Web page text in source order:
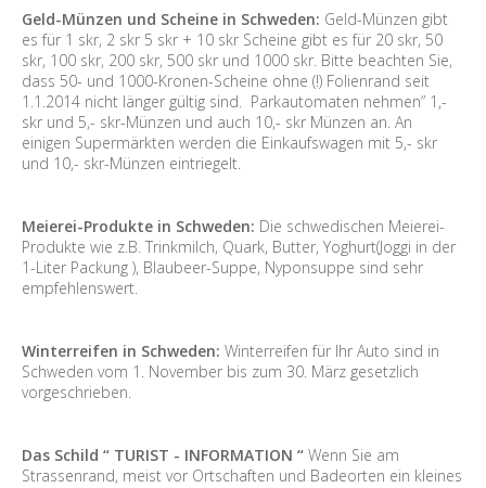
Geld-Münzen und Scheine in Schweden: Geld-Münzen gibt
es für 1 skr, 2 skr 5 skr + 10 skr Scheine gibt es für 20 skr, 50
skr, 100 skr, 200 skr, 500 skr und 1000 skr. Bitte beachten Sie,
dass 50- und 1000-Kronen-Scheine ohne (!) Folienrand seit
1.1.2014 nicht länger gültig sind. Parkautomaten nehmen” 1,-
skr und 5,- skr-Münzen und auch 10,- skr Münzen an. An
einigen Supermärkten werden die Einkaufswagen mit 5,- skr
und 10,- skr-Münzen eintriegelt.
Meierei-Produkte in Schweden: Die schwedischen Meierei-
Produkte wie z.B. Trinkmilch, Quark, Butter, Yoghurt(Joggi in der
1-Liter Packung ), Blaubeer-Suppe, Nyponsuppe sind sehr
empfehlenswert.
Winterreifen in Schweden: Winterreifen für Ihr Auto sind in
Schweden vom 1. November bis zum 30. März gesetzlich
vorgeschrieben.
Das Schild “ TURIST - INFORMATION “ Wenn Sie am
Strassenrand, meist vor Ortschaften und Badeorten ein kleines